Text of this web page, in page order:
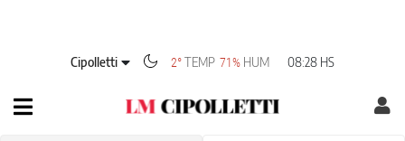
Cipolletti 2°TEMP 71% HUM 08:28 HS